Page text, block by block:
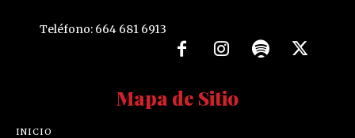
Teléfono: 664 681 6913
Mapa de Sitio
INICIO